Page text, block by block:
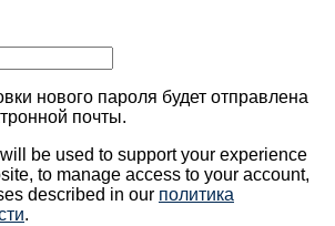
нового пароля будет отправлена
почты.
be used to support your experience
to manage access to your account,
described in our политика
.